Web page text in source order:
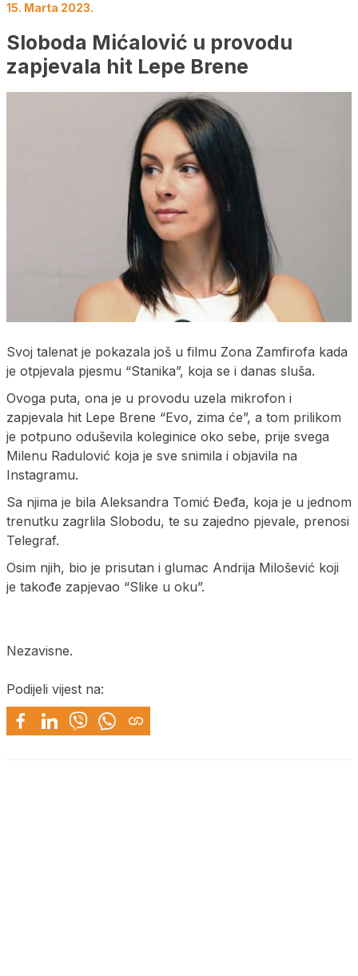
15. Marta 2023.
Sloboda Mićalović u provodu
zapjevala hit Lepe Brene
Svoj talenat je pokazala još u filmu Zona Zamfirofa kada
je otpjevala pjesmu “Stanika”, koja se i danas sluša.
Ovoga puta, ona je u provodu uzela mikrofon i
zapjevala hit Lepe Brene “Evo, zima će”, a tom prilikom
je potpuno oduševila koleginice oko sebe, prije svega
Milenu Radulović koja je sve snimila i objavila na
Instagramu.
Sa njima je bila Aleksandra Tomić Đeđa, koja je u jednom
trenutku zagrlila Slobodu, te su zajedno pjevale, prenosi
Telegraf.
Osim njih, bio je prisutan i glumac Andrija Milošević koji
je takođe zapjevao “Slike u oku”.
Nezavisne.
Podijeli vijest na: